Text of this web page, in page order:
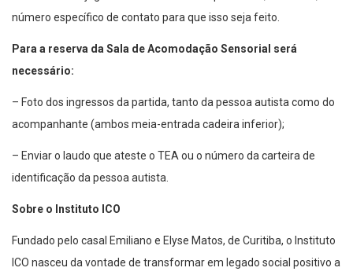
número específico de contato para que isso seja feito.
Para a reserva da Sala de Acomodação Sensorial será
necessário:
– Foto dos ingressos da partida, tanto da pessoa autista como do
acompanhante (ambos meia-entrada cadeira inferior);
– Enviar o laudo que ateste o TEA ou o número da carteira de
identificação da pessoa autista.
Sobre o Instituto ICO
Fundado pelo casal Emiliano e Elyse Matos, de Curitiba, o Instituto
ICO nasceu da vontade de transformar em legado social positivo a